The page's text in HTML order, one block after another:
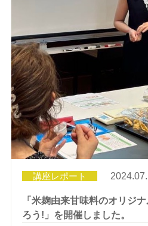
講座レポート
「米麹由来甘味料のオリジ
ろう!」を開催しました。